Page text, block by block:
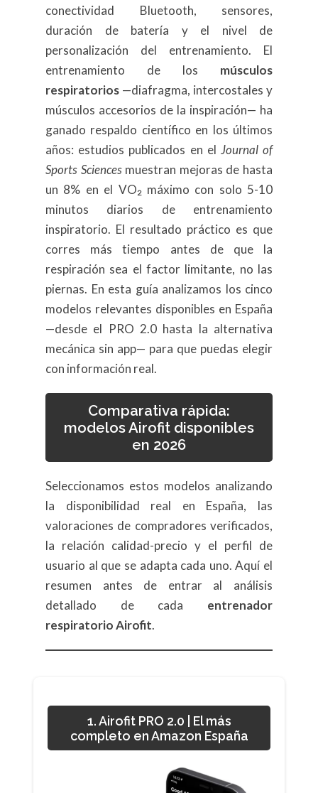
conectividad Bluetooth, sensores,
duración de batería y el nivel de
personalización del entrenamiento. El
entrenamiento de los músculos
respiratorios —diafragma, intercostales y
músculos accesorios de la inspiración— ha
ganado respaldo científico en los últimos
años: estudios publicados en el Journal of
Sports Sciencesmuestran mejoras de hasta
un 8% en el VO₂ máximo con solo 5-10
minutos diarios de entrenamiento
inspiratorio. El resultado práctico es que
corres más tiempo antes de que la
respiración sea el factor limitante, no las
piernas. En esta guía analizamos los cinco
modelos relevantes disponibles en España
—desde el PRO 2.0 hasta la alternativa
mecánica sin app— para que puedas elegir
con información real.
Comparativa rápida:
modelos Airofit disponibles
en 2026
Seleccionamos estos modelos analizando
la disponibilidad real en España, las
valoraciones de compradores verificados,
la relación calidad-precio y el perfil de
usuario al que se adapta cada uno. Aquí el
resumen antes de entrar al análisis
detallado de cada entrenador
respiratorio Airofit.
1. Airofit PRO 2.0 | El más
completo en Amazon España